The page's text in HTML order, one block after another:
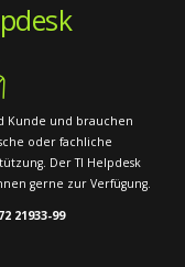
Kunde und brauchen
oder fachliche
Der TI Helpdesk
gerne zur Verfügung.
21933-99